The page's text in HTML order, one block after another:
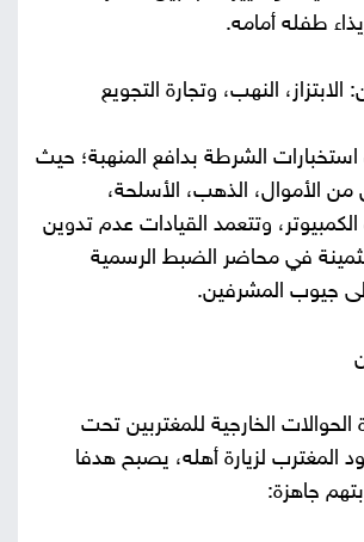
طفله أمامه.
الابتزاز، النهب، وتجارة التجويع
الشرطة بدافع المنهبة؛ حيث
من الأموال، الذهب، الأسلحة،
وتتعمد القيادات عدم تدوين
في محاضر الضبط الرسمية
جيوب المشرفين.
الخارجية للمغتربين تحت
المغترب لزيارة أهله، يصبح هدفا
جاهزة: